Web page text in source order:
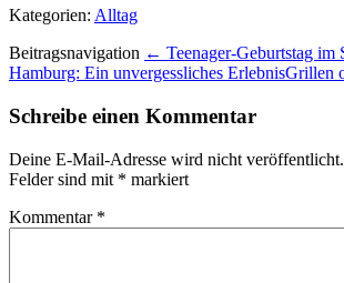
Kategorien: Alltag
Beitragsnavigation ← Teenager-Geburtstag im
Hamburg: Ein unvergessliches ErlebnisGrillen
Schreibe einen Kommentar
Deine E-Mail-Adresse wird nicht veröffentlicht.
Felder sind mit * markiert
Kommentar *